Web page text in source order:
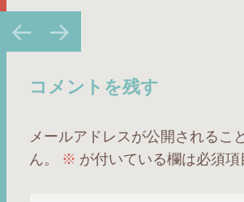
投
稿
ビ
ー
シ
ョ
コメントを残す
メールアドレスが公開されるこ
ん。
※ が付いている欄は必須項